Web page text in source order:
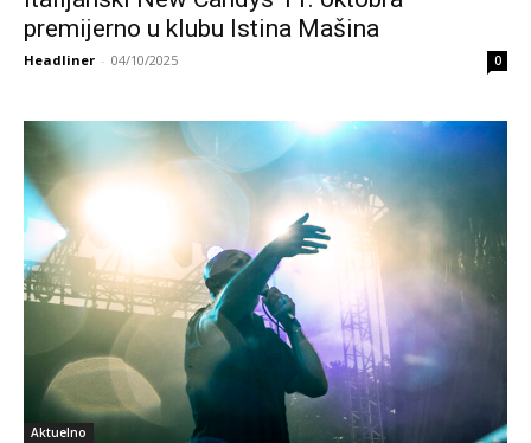
premijerno u klubu Istina Mašina
Headliner - 04/10/2025 0
Aktuelno